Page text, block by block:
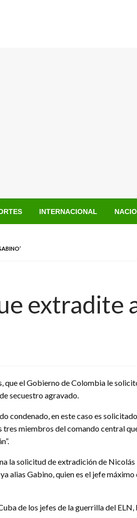
INTERNACIONAL
extradite a
que el Gobierno de Colombia le
secuestro agravado.
condenado, en este caso es
miembros del comando central
la solicitud de extradición de
alias Gabino, quien es el jefe
de los jefes de la guerrilla del